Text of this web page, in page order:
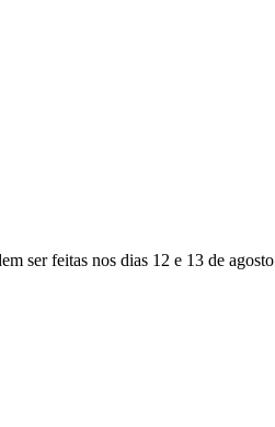
ser feitas nos dias 12 e 13 de agosto